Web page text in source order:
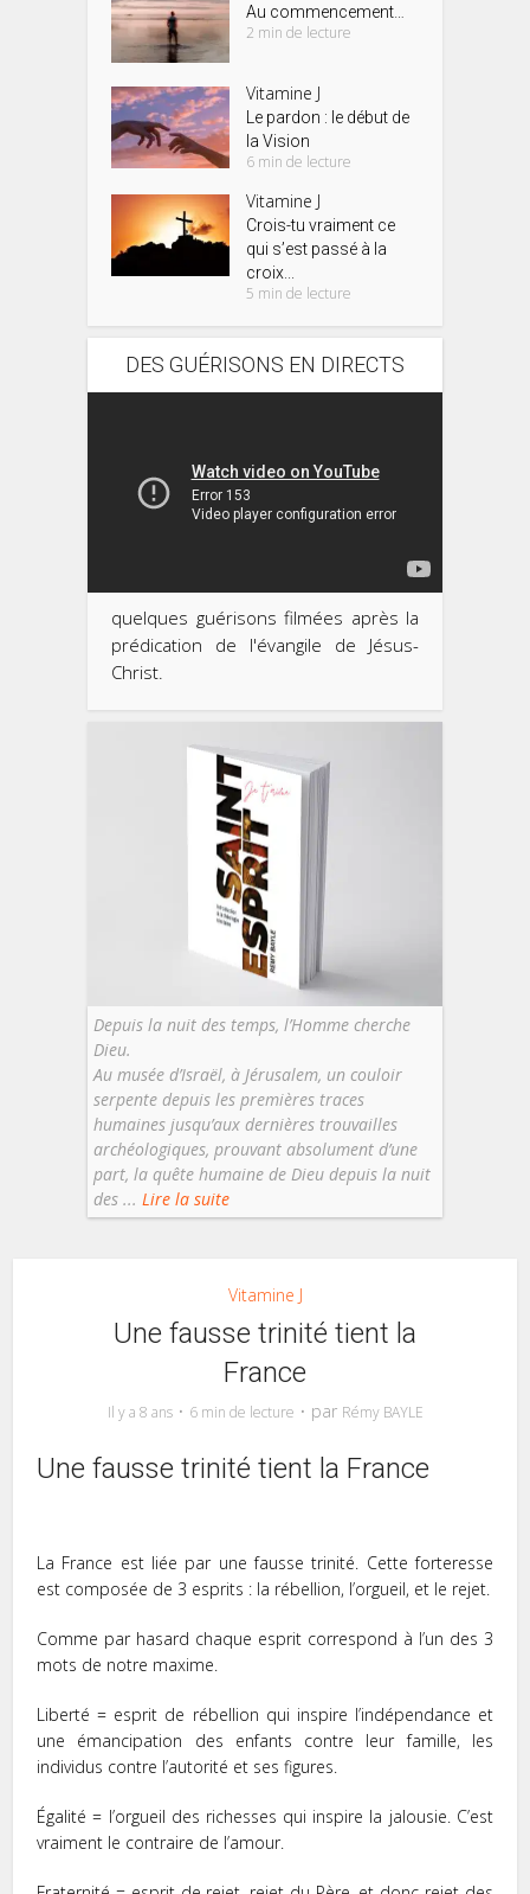
Au commencement…
2 min de lecture
Vitamine J
Le pardon : le début de
la Vision
6 min de lecture
Vitamine J
Crois-tu vraiment ce
qui s’est passé à la
croix...
5 min de lecture
DES GUÉRISONS EN DIRECTS
quelques guérisons filmées après la
prédication de l'évangile de Jésus-
Christ.
Depuis la nuit des temps, l’Homme cherche
Dieu.
Au musée d’Israël, à Jérusalem, un couloir
serpente depuis les premières traces
humaines jusqu’aux dernières trouvailles
archéologiques, prouvant absolument d’une
part, la quête humaine de Dieu depuis la nuit
des ... Lire la suite
Vitamine J
Une fausse trinité tient la
France
Il y a 8 ans 6 min de lecture par Rémy BAYLE
Une fausse trinité tient la France
La France est liée par une fausse trinité. Cette forteresse
est composée de 3 esprits : la rébellion, l’orgueil, et le rejet.
Comme par hasard chaque esprit correspond à l’un des 3
mots de notre maxime.
Liberté = esprit de rébellion qui inspire l’indépendance et
une émancipation des enfants contre leur famille, les
individus contre l’autorité et ses figures.
Égalité = l’orgueil des richesses qui inspire la jalousie. C’est
vraiment le contraire de l’amour.